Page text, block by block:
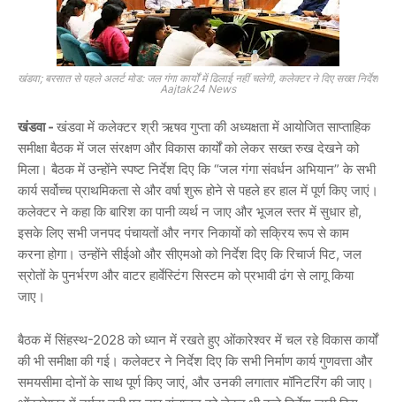
खंडवा; बरसात से पहले अलर्ट मोड: जल गंगा कार्यों में ढिलाई नहीं चलेगी, कलेक्टर ने दिए सख्त निर्देश
Aajtak24 News
खंडवा - खंडवा में कलेक्टर श्री ऋषव गुप्ता की अध्यक्षता में आयोजित साप्ताहिक
समीक्षा बैठक में जल संरक्षण और विकास कार्यों को लेकर सख्त रुख देखने को
मिला। बैठक में उन्होंने स्पष्ट निर्देश दिए कि“जल गंगा संवर्धन अभियान” के सभी
कार्य सर्वोच्च प्राथमिकता से और वर्षा शुरू होने से पहले हर हाल में पूर्ण किए जाएं।
कलेक्टर ने कहा कि बारिश का पानी व्यर्थ न जाए और भूजल स्तर में सुधार हो,
इसके लिए सभी जनपद पंचायतों और नगर निकायों को सक्रिय रूप से काम
करना होगा। उन्होंने सीईओ और सीएमओ को निर्देश दिए कि रिचार्ज पिट, जल
स्रोतों के पुनर्भरण और वाटर हार्वेस्टिंग सिस्टम को प्रभावी ढंग से लागू किया
जाए।
बैठक में सिंहस्थ-2028 को ध्यान में रखते हुए ओंकारेश्वर में चल रहे विकास कार्यों
की भी समीक्षा की गई। कलेक्टर ने निर्देश दिए कि सभी निर्माण कार्यगुणवत्ता और
समयसीमा दोनों के साथ पूर्ण किए जाएं, और उनकी लगातार मॉनिटरिंग की जाए।